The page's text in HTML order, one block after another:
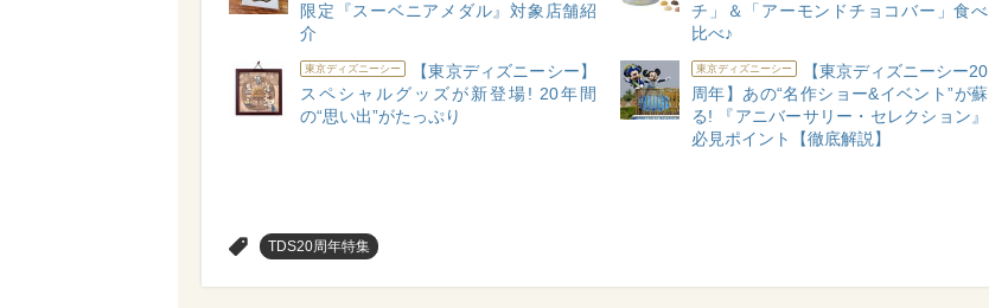
限定『スーベニアメダル』対象店舗紹
介
チ」＆「アーモンドチョコバー」食べ
比べ♪
東京ディズニーシー
【東京ディズニーシー】
スペシャルグッズが新登場! 20年間
の“思い出”がたっぷり
東京ディズニーシー
【東京ディズニーシー20
周年】あの“名作ショー&イベント”が蘇
る! 『アニバーサリー・セレクション』
必見ポイント【徹底解説】
TDS20周年特集